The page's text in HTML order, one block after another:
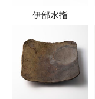
伊部水指